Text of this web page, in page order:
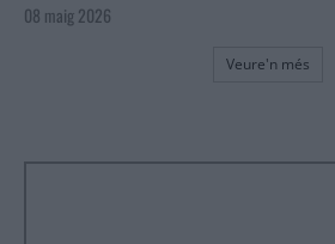
08 maig 2026
Veure'n més